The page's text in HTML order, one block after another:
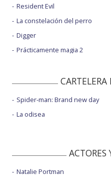
Resident Evil
La constelación del perro
Digger
Prácticamente magia 2
CARTELERA
Spider-man: Brand new day
La odisea
ACTORES
Natalie Portman